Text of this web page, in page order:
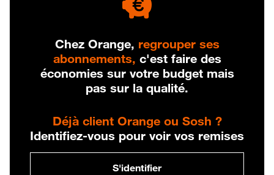
Chez Orange, regrouper ses
abonnements, c'est faire des
économies sur votre budget mais
pas sur la qualité.
Déjà client Orange ou Sosh ?
Identifiez-vous pour voir vos remises
S'identifier